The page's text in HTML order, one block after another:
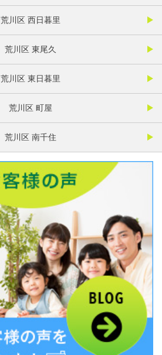
荒川区 西日暮里
荒川区 東尾久
荒川区 東日暮里
荒川区 町屋
荒川区 南千住